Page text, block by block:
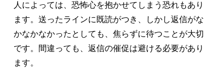
人によっては、恐怖心を抱かせてしまう恐れもあり
ます。送ったラインに既読がつき、しかし返信がな
かなかなかったとしても、焦らずに待つことが大切
です。間違っても、返信の催促は避ける必要があり
ます。